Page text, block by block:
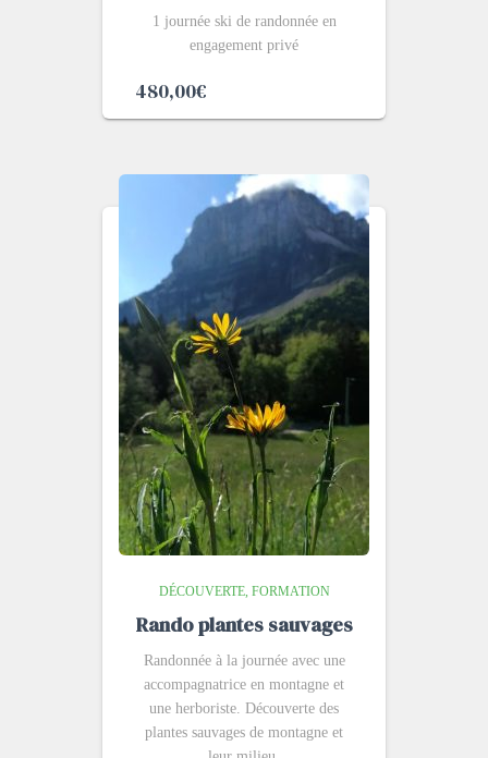
1 journée ski de randonnée en
engagement privé
480,00€
DÉCOUVERTE FORMATION
Rando plantes sauvages
Randonnée à la journée avec une
accompagnatrice en montagne et
une herboriste. Découverte des
plantes sauvages de montagne et